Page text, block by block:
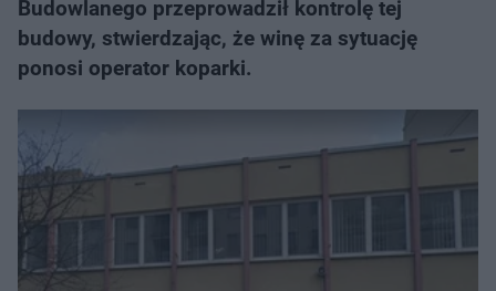
Budowlanego przeprowadził kontrolę tej
budowy, stwierdzając, że winę za sytuację
ponosi operator koparki.